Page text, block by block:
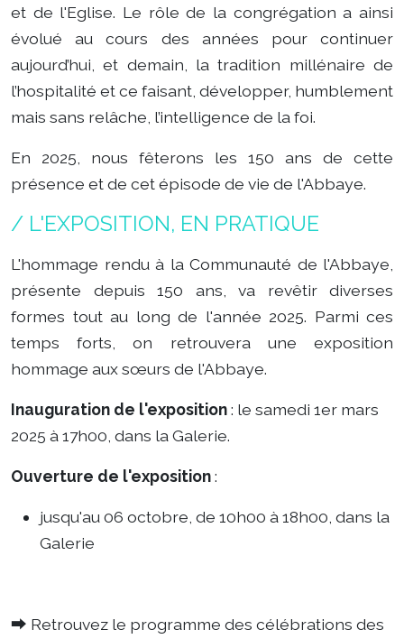
et de l'Eglise. Le rôle de la congrégation a ainsi
évolué au cours des années pour continuer
aujourd’hui, et demain, la tradition millénaire de
l’hospitalité et ce faisant, développer, humblement
mais sans relâche, l’intelligence de la foi.
En 2025, nous fêterons les 150 ans de cette
présence et de cet épisode de vie de l'Abbaye.
/ L'EXPOSITION, EN PRATIQUE
L'hommage rendu à la Communauté de l'Abbaye,
présente depuis 150 ans, va revêtir diverses
formes tout au long de l'année 2025. Parmi ces
temps forts, on retrouvera une exposition
hommage aux sœurs de l'Abbaye.
Inauguration de l'exposition: le samedi 1er mars
2025 à 17h00, dans la Galerie.
Ouverture de l'exposition:
jusqu'au 06 octobre, de 10h00 à 18h00, dans la
Galerie
⮕ Retrouvez le programme des célébrations des